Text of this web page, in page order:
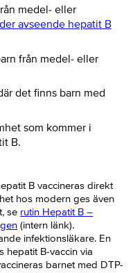
medel- eller
avseende hepatit B
från medel- eller
det finns barn med
som kommer i
B.
B vaccineras direkt
hos modern ges även
se rutin Hepatit B –
(intern länk).
infektionsläkare. En
hepatit B-vaccin via
barnet med DTP-